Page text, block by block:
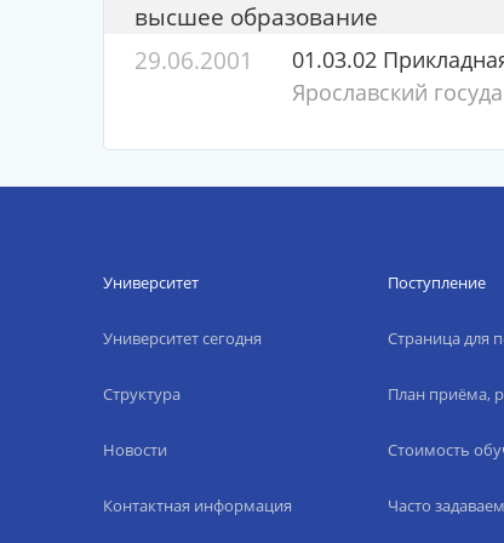
высшее образование
29.06.2001
01.03.02
Ярославский
Университет
Университет сегодня
Структура
Новости
Контактная информация
Поступление
Страница для
План приёма,
Стоимость
Часто